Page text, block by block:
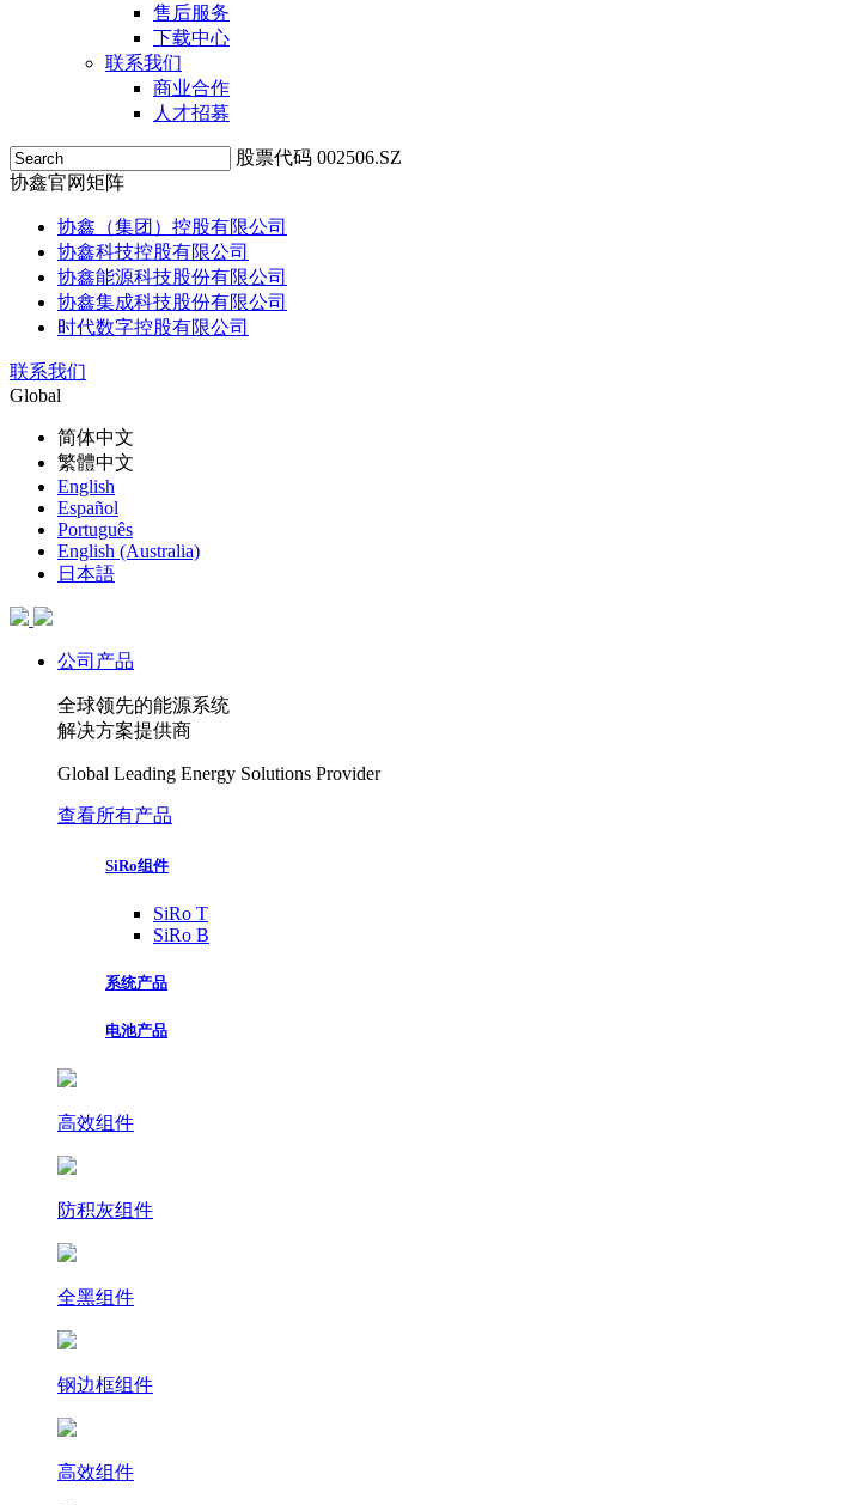
售后服务
下载中心
联系我们
商业合作
人才招募
股票代码 002506.SZ
协鑫官网矩阵
协鑫（集团）控股有限公司
协鑫科技控股有限公司
协鑫能源科技股份有限公司
协鑫集成科技股份有限公司
时代数字控股有限公司
联系我们
Global
简体中文
繁體中文
English
Español
Português
English (Australia)
日本語
公司产品
全球领先的能源系统
解决方案提供商
Global Leading Energy Solutions Provider
查看所有产品
SiRo组件
SiRo T
SiRo B
系统产品
电池产品
高效组件
防积灰组件
全黑组件
钢边框组件
高效组件